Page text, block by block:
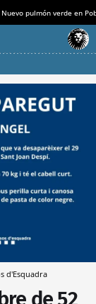
Nuevo pulmón verde en
d'Esquadra